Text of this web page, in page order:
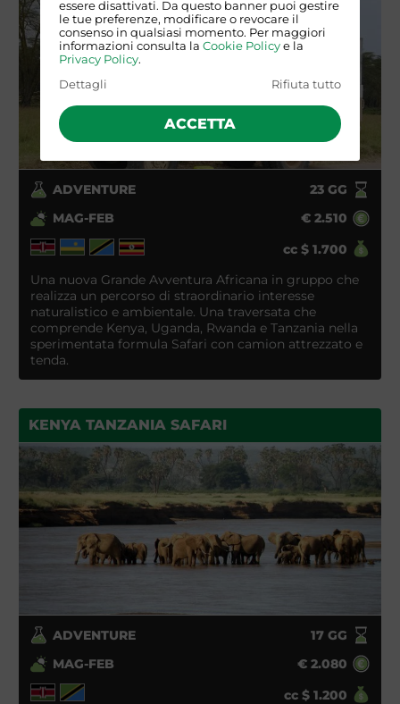
essere disattivati. Da questo banner puoi gestire
le tue preferenze, modificare o revocare il
consenso in qualsiasi momento. Per maggiori
informazioni consulta la Cookie Policye la
Privacy Policy.
Dettagli
Rifiuta tutto
ACCETTA
ADVENTURE 23GG
MAG-FEB
€ 2.510
cc $ 1.700
Una nuova Grande Avventura Africana in gruppo che
realizza un percorso di straordinario interesse
naturalistico e ambientale. Una traversata che
comprende Kenya, Uganda, Rwanda e Tanzania nella
sperimentata formula Safari con camion attrezzato e
tenda.
KENYA TANZANIA SAFARI
ADVENTURE 17GG
MAG-FEB
€ 2.080
cc $ 1.200